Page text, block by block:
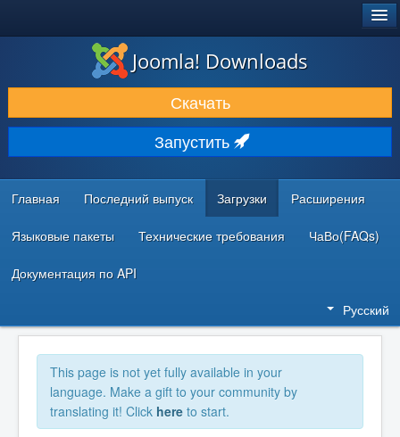
ЗАГРУЗКИ И РАСШИРЕНИЯ
ДОКУМЕНТАЦИЯ И ОБУЧЕНИЕ
СООБЩЕСТВО И ПОДДЕРЖКА
РЕСУРСЫ ДЛЯ РАЗРАБОТЧИКОВ
Joomla! Downloads
Скачать
Запустить
Главная Последний выпуск Загрузки Расширения
Языковые пакеты Технические требования ЧаВо(FAQs)
Документация по API
Русский
This page is not yet fully available in your
language. Make a gift to your community by
translating it! Click here to start.